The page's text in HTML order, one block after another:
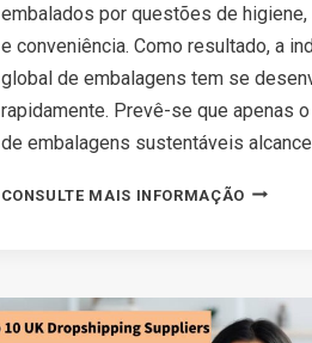
embalados por questões de higiene,
e conveniência. Como resultado, a
global de embalagens tem se
rapidamente. Prevê-se que apenas
de embalagens sustentáveis
CONSULTE MAIS INFORMAÇÃO
EM